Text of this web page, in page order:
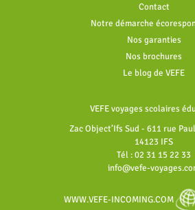
Contact
Notre démarche
Nos garanties
Nos brochures
Le blog de VEFE
VEFE voyages scolaires
Zac Object’Ifs Sud - 611 rue
14123 IFS
Tél : 02 31 15 22 33
info@vefe-
WWW.VEFE-INCOMING.COM